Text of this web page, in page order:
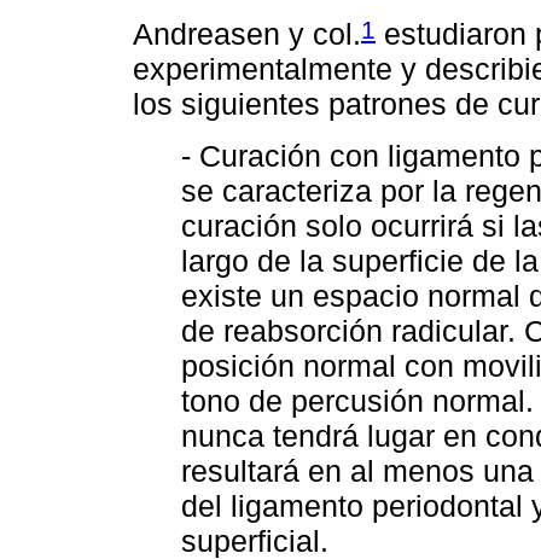
Andreasen y col.1 estudiaron
experimentalmente y
los siguientes patrones de
- Curación con ligamento
se caracteriza por la
curación solo ocurrirá si
largo de la superficie de
existe un espacio normal
de reabsorción radicular.
posición normal con
tono de percusión
nunca tendrá lugar en
resultará en al menos
del ligamento periodontal
superficial.